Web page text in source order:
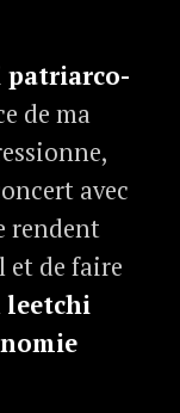
patriarco-
de ma
avec
rendent
et de faire
leetchi